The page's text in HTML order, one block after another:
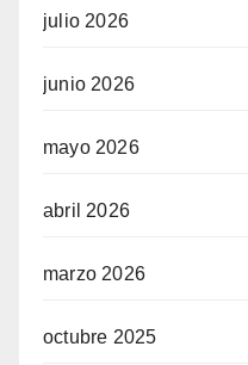
julio 2026
junio 2026
mayo 2026
abril 2026
marzo 2026
octubre 2025